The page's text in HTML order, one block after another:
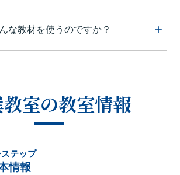
な教材を使うのですか？
室の教室情報
テップ
情報